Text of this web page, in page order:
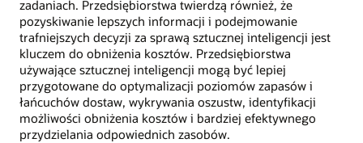
zadaniach. Przedsiębiorstwa twierdzą również, że
pozyskiwanie lepszych informacji i podejmowanie
trafniejszych decyzji za sprawą sztucznej inteligencji jest
kluczem do obniżenia kosztów. Przedsiębiorstwa
używające sztucznej inteligencji mogą być lepiej
przygotowane do optymalizacji poziomów zapasów i
łańcuchów dostaw, wykrywania oszustw, identyfikacji
możliwości obniżenia kosztów i bardziej efektywnego
przydzielania odpowiednich zasobów.